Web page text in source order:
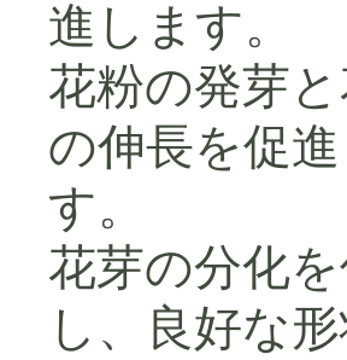
進します。
花粉の発芽
の伸長を促進
す。
花芽の分化
し、良好な